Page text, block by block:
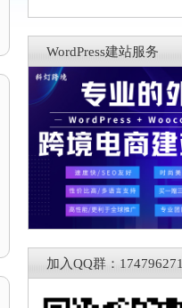
WordPress建站服务
加入QQ群：174796271